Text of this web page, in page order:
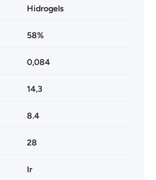
Hidrogels
58%
0,084
14,3
8.4
28
Ir